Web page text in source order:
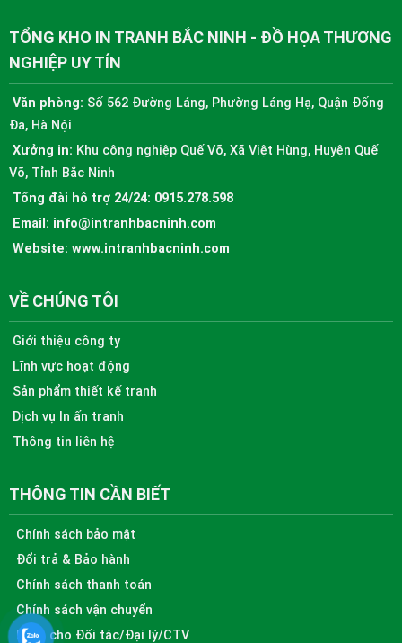
TỔNG KHO IN TRANH BẮC NINH - ĐỒ HỌA THƯƠNG
NGHIỆP UY TÍN
Văn phòng: Số 562 Đường Láng, Phường Láng Hạ, Quận Đống
Đa, Hà Nội
Xưởng in: Khu công nghiệp Quế Võ, Xã Việt Hùng, Huyện Quế
Võ, Tỉnh Bắc Ninh
Tổng đài hỗ trợ 24/24: 0915.278.598
Email: info@intranhbacninh.com
Website: www.intranhbacninh.com
VỀ CHÚNG TÔI
Giới thiệu công ty
Lĩnh vực hoạt động
Sản phẩm thiết kế tranh
Dịch vụ In ấn tranh
Thông tin liên hệ
THÔNG TIN CẦN BIẾT
Chính sách bảo mật
Đổi trả & Bảo hành
Chính sách thanh toán
Chính sách vận chuyển
Dành cho Đối tác/Đại lý/CTV